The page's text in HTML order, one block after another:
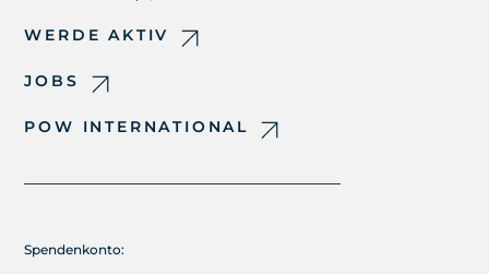
WERDE AKTIV
JOBS
POW INTERNATIONAL
Spendenkonto: